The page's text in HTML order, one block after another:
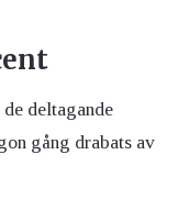
deltagande
gång drabats av